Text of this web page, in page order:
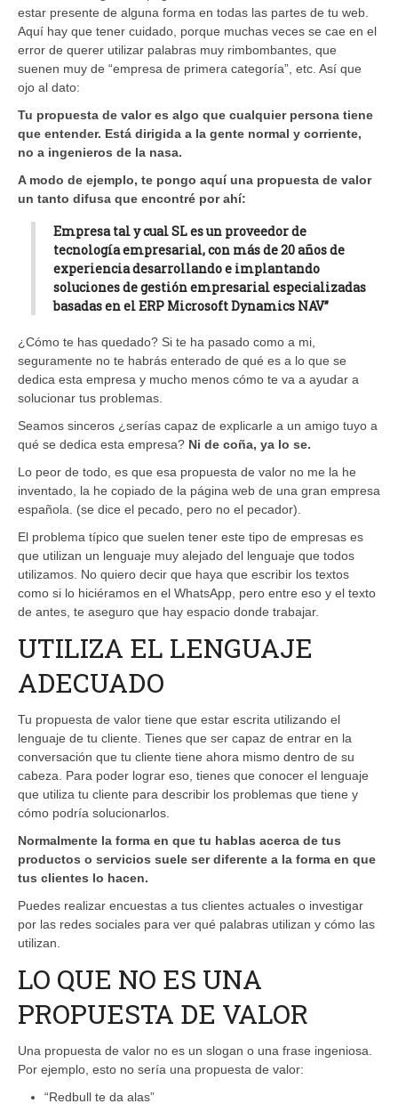
estar presente de alguna forma en todas las partes de tu web.
Aquí hay que tener cuidado, porque muchas veces se cae en el
error de querer utilizar palabras muy rimbombantes, que
suenen muy de “empresa de primera categoría”, etc. Así que
ojo al dato:
Tu propuesta de valor es algo que cualquier persona tiene
que entender. Está dirigida a la gente normal y corriente,
no a ingenieros de la nasa.
A modo de ejemplo, te pongo aquí una propuesta de valor
un tanto difusa que encontré por ahí:
Empresa tal y cual SL es un proveedor de
tecnología empresarial, con más de 20 años de
experiencia desarrollando e implantando
soluciones de gestión empresarial especializadas
basadas en el ERP Microsoft Dynamics NAV”
¿Cómo te has quedado? Si te ha pasado como a mi,
seguramente no te habrás enterado de qué es a lo que se
dedica esta empresa y mucho menos cómo te va a ayudar a
solucionar tus problemas.
Seamos sinceros ¿serías capaz de explicarle a un amigo tuyo a
qué se dedica esta empresa? Ni de coña, ya lo se.
Lo peor de todo, es que esa propuesta de valor no me la he
inventado, la he copiado de la página web de una gran empresa
española. (se dice el pecado, pero no el pecador).
El problema típico que suelen tener este tipo de empresas es
que utilizan un lenguaje muy alejado del lenguaje que todos
utilizamos. No quiero decir que haya que escribir los textos
como si lo hiciéramos en el WhatsApp, pero entre eso y el texto
de antes, te aseguro que hay espacio donde trabajar.
UTILIZA EL LENGUAJE
ADECUADO
Tu propuesta de valor tiene que estar escrita utilizando el
lenguaje de tu cliente. Tienes que ser capaz de entrar en la
conversación que tu cliente tiene ahora mismo dentro de su
cabeza. Para poder lograr eso, tienes que conocer el lenguaje
que utiliza tu cliente para describir los problemas que tiene y
cómo podría solucionarlos.
Normalmente la forma en que tu hablas acerca de tus
productos o servicios suele ser diferente a la forma en que
tus clientes lo hacen.
Puedes realizar encuestas a tus clientes actuales o investigar
por las redes sociales para ver qué palabras utilizan y cómo las
utilizan.
LO QUE NO ES UNA
PROPUESTA DE VALOR
Una propuesta de valor no es un slogan o una frase ingeniosa.
Por ejemplo, esto no sería una propuesta de valor:
“Redbull te da alas”